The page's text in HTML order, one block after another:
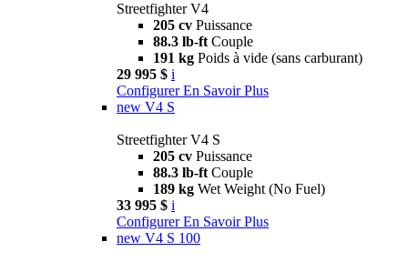
Streetfighter V4
205 cv Puissance
88.3 lb-ft Couple
191 kg Poids à vide (sans carburant)
29 995 $ i
Configurer En Savoir Plus
new V4 S
Streetfighter V4 S
205 cv Puissance
88.3 lb-ft Couple
189 kg Wet Weight (No Fuel)
33 995 $ i
Configurer En Savoir Plus
new V4 S 100